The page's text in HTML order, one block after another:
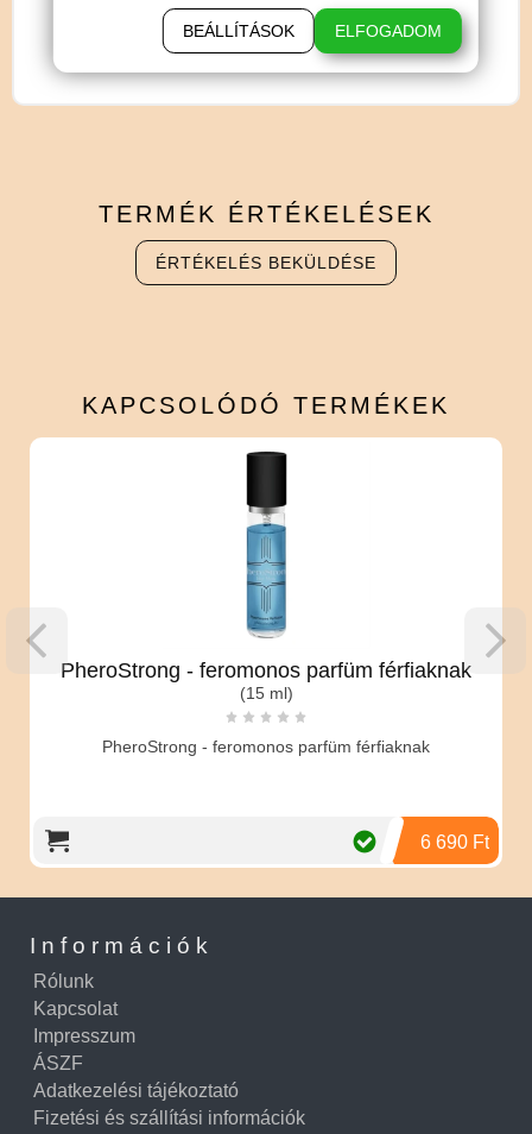
Szirmok színe: pink
Rózsa illattal
TERMÉK ÉRTÉKELÉSEK
ÉRTÉKELÉS BEKÜLDÉSE
KAPCSOLÓDÓ TERMÉKEK
PheroStrong - feromonos parfüm férfiaknak
(15 ml)
PheroStrong - feromonos parfüm férfiaknak
6 690 Ft
Információk
Rólunk
Kapcsolat
Impresszum
ÁSZF
Adatkezelési tájékoztató
Fizetési és szállítási információk
BEÁLLÍTÁSOK ELFOGADOM